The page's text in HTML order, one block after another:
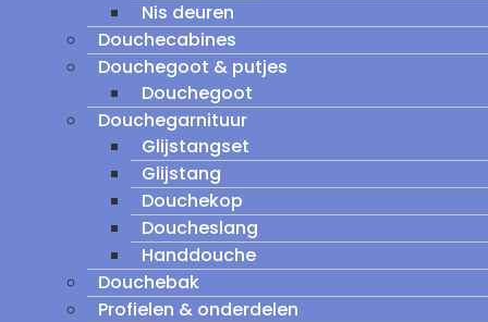
Nis deuren
Douchecabines
Douchegoot & putjes
Douchegoot
Douchegarnituur
Glijstangset
Glijstang
Douchekop
Doucheslang
Handdouche
Douchebak
Profielen & onderdelen